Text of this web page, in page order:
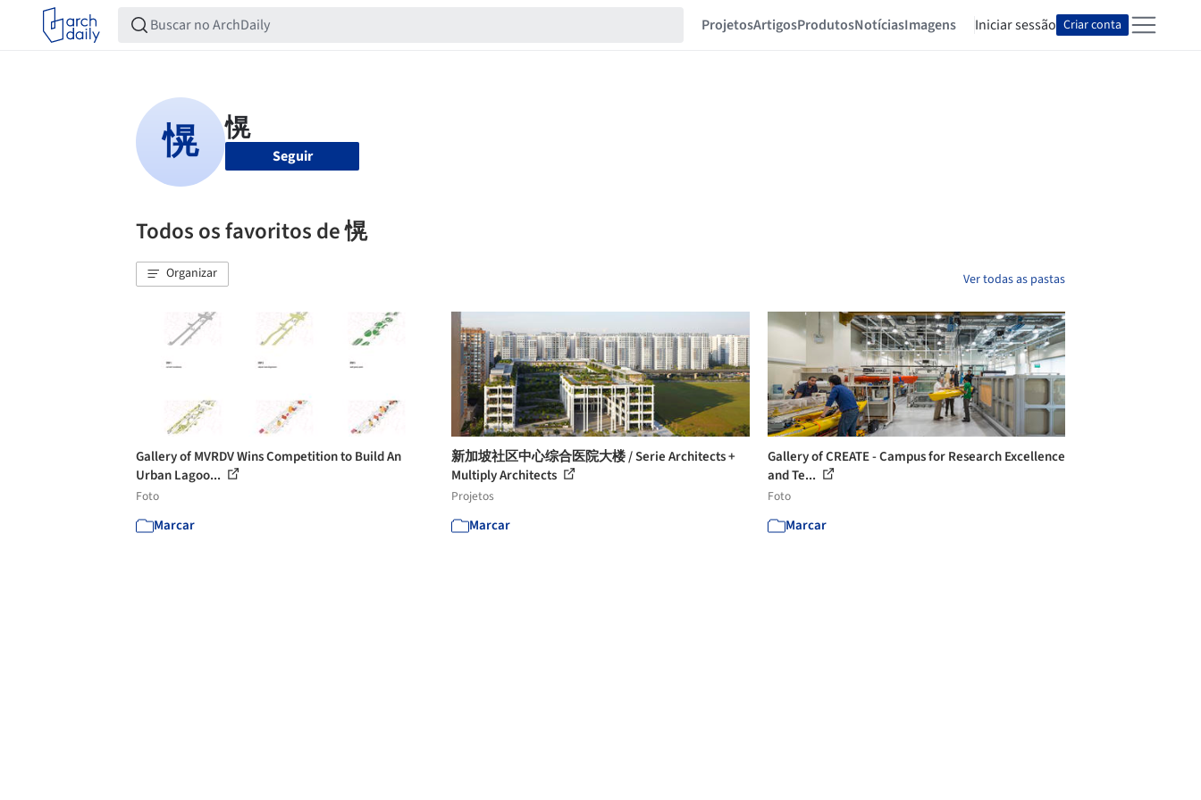
ProjetosArtigosProdutosNotíciasImagens Iniciar sessão Criar conta
Seguir
Todos os favoritos de 愰
Organizar Ver todas as pastas
Gallery of MVRDV Wins Competition to Build An
Urban Lagoo...
Foto
Marcar
新加坡社区中心综合医院大楼 / Serie Architects +
Multiply Architects
Projetos
Marcar
Gallery of CREATE - Campus for Research Excellence
and Te...
Foto
Marcar